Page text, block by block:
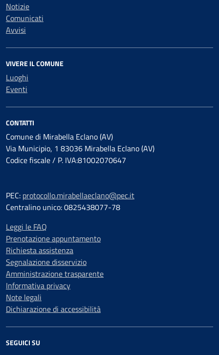
Notizie
Comunicati
Avvisi
VIVERE IL COMUNE
Luoghi
Eventi
CONTATTI
Comune di Mirabella Eclano (AV)
Via Municipio, 1 83036 Mirabella Eclano (AV)
Codice fiscale / P. IVA:81002070647
PEC: protocollo.mirabellaeclano@pec.it
Centralino unico: 0825438077-78
Leggi le FAQ
Prenotazione appuntamento
Richiesta assistenza
Segnalazione disservizio
Amministrazione trasparente
Informativa privacy
Note legali
Dichiarazione di accessibilità
SEGUICI SU